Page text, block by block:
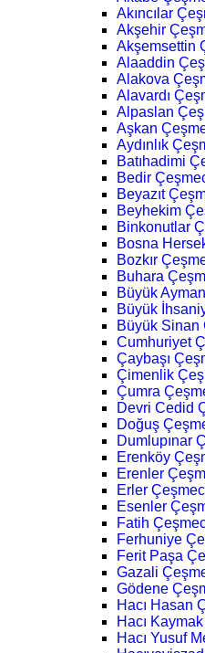
Akıncılar
Akşehir
Akşemsettin
Alaaddin
Alakova
Alavardı
Alpaslan
Aşkan
Aydınlık
Batıhadimi
Bedir
Beyazıt
Beyhekim
Binkonutlar
Bosna
Bozkır
Buhara
Büyük
Büyük
Büyük Sinan
Cumhuriyet
Çaybaşı
Çimenlik
Çumra
Devri Cedid
Doğuş
Dumlupınar
Erenköy
Erenler
Erler
Esenler
Fatih
Ferhuniye
Ferit Paşa
Gazali
Gödene
Hacı Hasan
Hacı
Hacı Yusuf